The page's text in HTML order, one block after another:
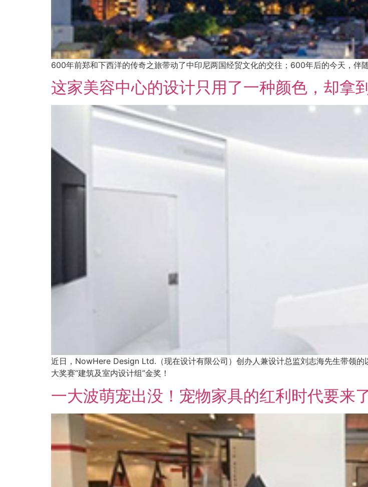
600年前郑和下西洋的传奇之旅带动了中印尼两国经贸文化的交往；600年后的今天，伴
这家美容中心的设计只用了一种颜色，却拿
近日，NowHere Design Ltd.（现在设计有限公司）创办人兼设计总监刘志海先生带领
大奖赛“建筑及室内设计组”金奖！
一大波萌宠出没！宠物家具的红利时代要来